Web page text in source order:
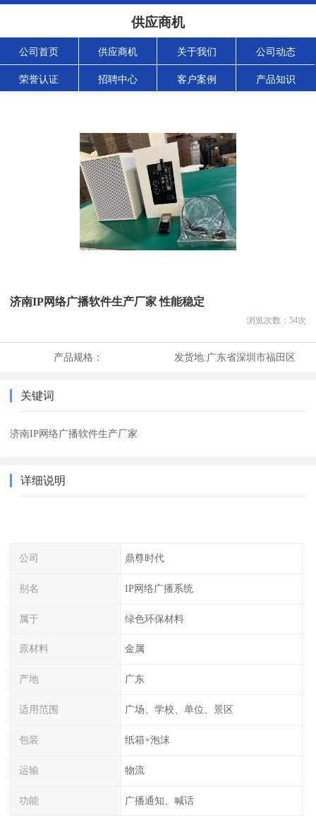
供应商机
公司首页 供应商机 关于我们 公司动态
荣誉认证 招聘中心 客户案例 产品知识
济南IP网络广播软件生产厂家 性能稳定
浏览次数： 54次
产品规格： 发货地:广东省深圳市福田区
关键词
济南IP网络广播软件生产厂家
详细说明
公司 鼎尊时代
别名 IP网络广播系统
属于 绿色环保材料
原材料 金属
产地 广东
适用范围 广场、学校、单位、景区
包装 纸箱+泡沫
运输 物流
功能 广播通知、喊话